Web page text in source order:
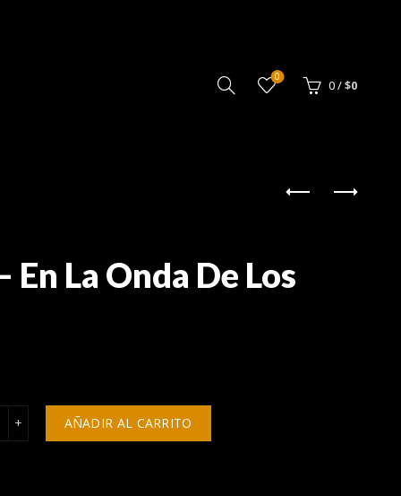
0
0/$0
En La Onda De Los
Jockers – En La Onda De Los Jockers cantidad
AÑADIR AL CARRITO